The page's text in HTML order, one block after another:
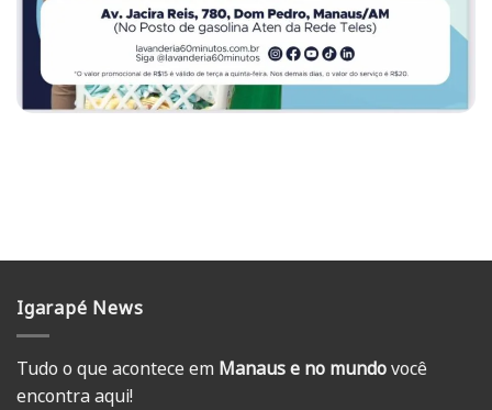
Igarapé News
Tudo o que acontece em Manaus e no mundovocê
encontra aqui!